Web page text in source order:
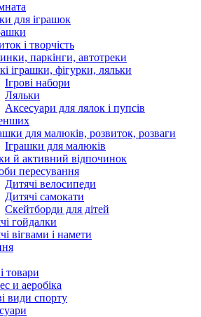
для іграшок
і творчість
паркінги, автотреки
іграшки, фігурки, ляльки
Ігрові набори
Ляльки
Аксесуари для лялок і пупсів
для малюків, розвиток, розваги
Іграшки для малюків
й активний відпочинок
пересування
Дитячі велосипеди
Дитячі самокати
Скейтборди для дітей
гойдалки
вігвами і намети
товари
и аеробіка
види спорту